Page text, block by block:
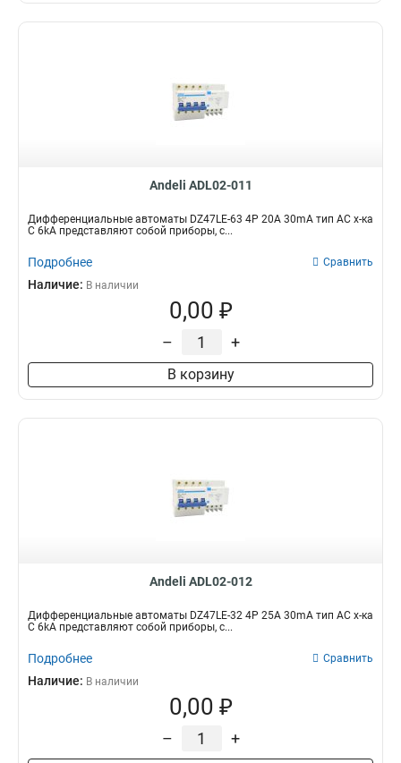
Andeli ADL02-011
Дифференциальные автоматы DZ47LE-63 4P 20A 30mA тип AC х-ка
С 6kA представляют собой приборы, с...
Подробнее Сравнить
Наличие: В наличии
0,00 ₽
– +
В корзину
Andeli ADL02-012
Дифференциальные автоматы DZ47LE-32 4P 25A 30mA тип AC х-ка
С 6kA представляют собой приборы, с...
Подробнее Сравнить
Наличие: В наличии
0,00 ₽
– +